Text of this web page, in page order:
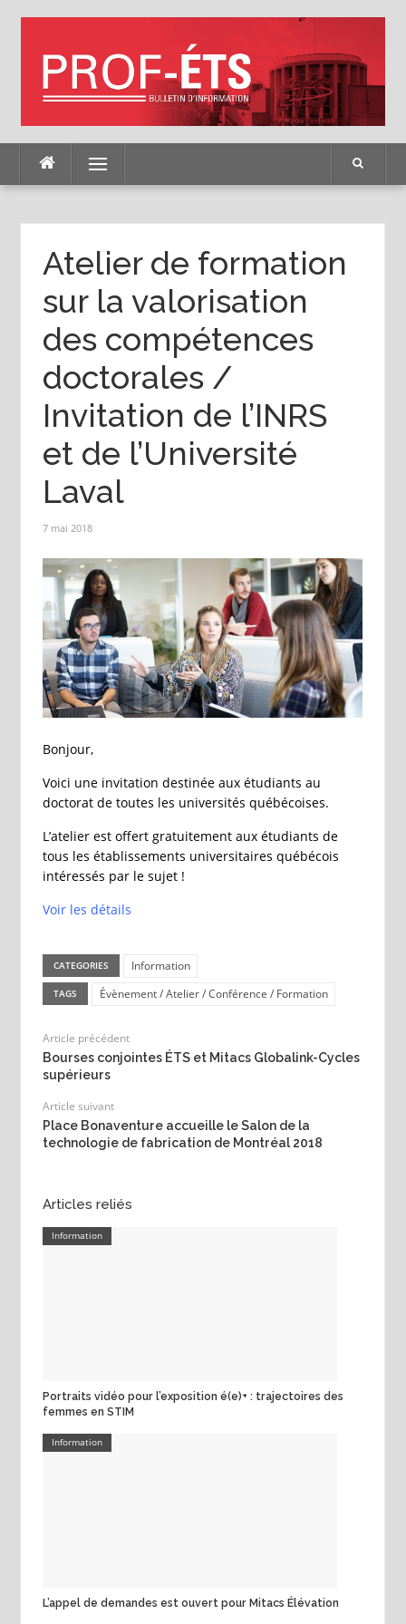
Menu
Atelier de formation
sur la valorisation
des compétences
doctorales /
Invitation de l’INRS
et de l’Université
Laval
7 mai 2018
Bonjour,
Voici une invitation destinée aux étudiants au
doctorat de toutes les universités québécoises.
L’atelier est offert gratuitement aux étudiants de
tous les établissements universitaires québécois
intéressés par le sujet !
Voir les détails
CATEGORIES Information
TAGS Évènement / Atelier / Conférence / Formation
Article précédent
Bourses conjointes ÉTS et Mitacs Globalink-Cycles
supérieurs
Article suivant
Place Bonaventure accueille le Salon de la
technologie de fabrication de Montréal 2018
Articles reliés
Information
Portraits vidéo pour l’exposition é(e)+ : trajectoires des
femmes en STIM
Information
L’appel de demandes est ouvert pour Mitacs Élévation